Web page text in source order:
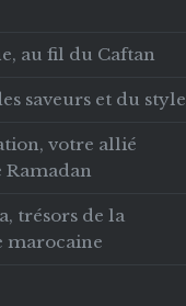
au fil du Caftan
saveurs et du style
votre allié
trésors de la
marocaine